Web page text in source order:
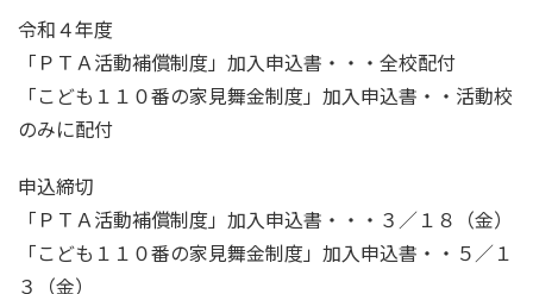
令和４年度
「ＰＴＡ活動補償制度」加入申込書・・・全校配付
「こども１１０番の家見舞金制度」加入申込書・・活動校
のみに配付
申込締切
「ＰＴＡ活動補償制度」加入申込書・・・３／１８（金）
「こども１１０番の家見舞金制度」加入申込書・・５／１
３（金）